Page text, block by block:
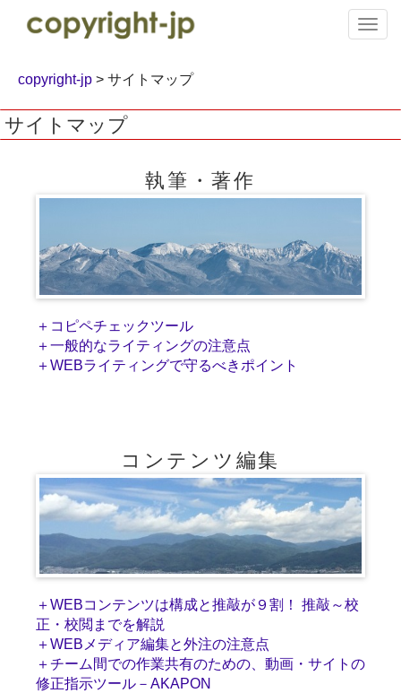
T
o
e
copyright-jp > サイトマップ
サイトマップ
執筆・著作
＋コピペチェックツール
＋一般的なライティングの注意点
＋WEBライティングで守るべきポイント
コンテンツ編集
＋WEBコンテンツは構成と推敲が９割！ 推敲～校
正・校閲までを解説
＋WEBメディア編集と外注の注意点
＋チーム間での作業共有のための、動画・サイトの
修正指示ツール－AKAPON